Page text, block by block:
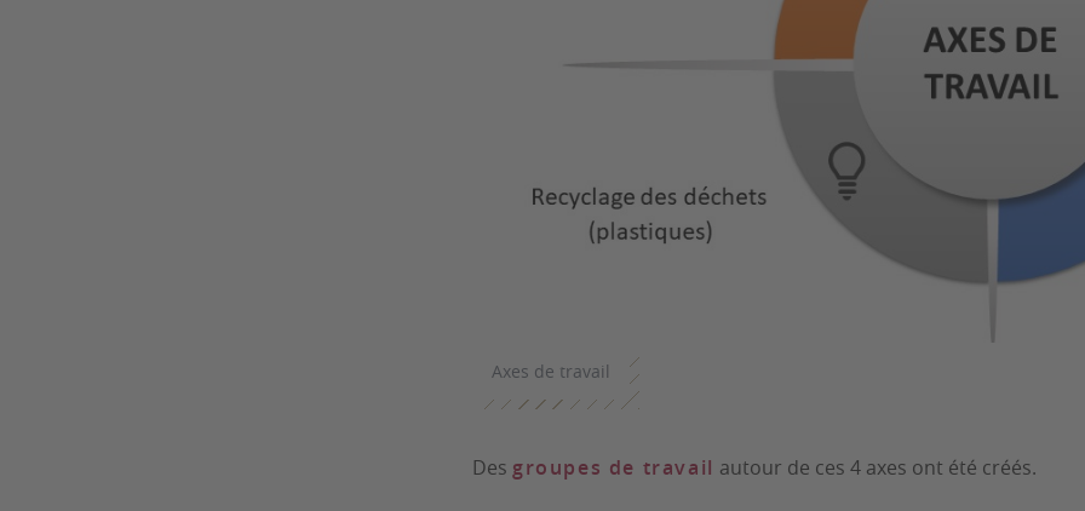
Axes de travail
Des groupes de travail autour de ces 4 axes ont été créés.